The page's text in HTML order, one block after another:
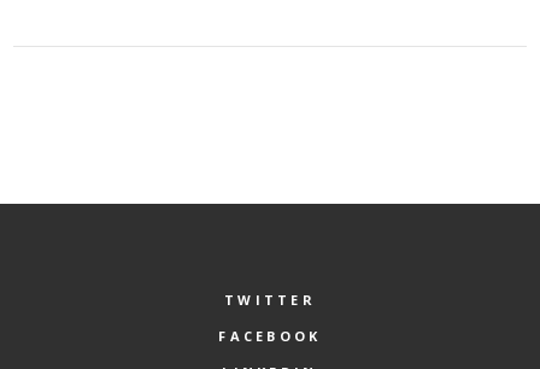
TWITTER
FACEBOOK